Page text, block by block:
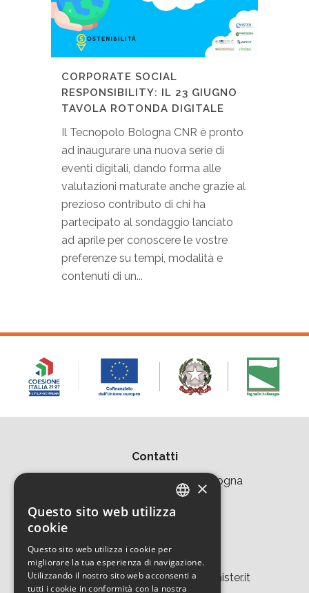
CORPORATE SOCIAL
RESPONSIBILITY: IL 23 GIUGNO
TAVOLA ROTONDA DIGITALE
Il Tecnopolo Bologna CNR è pronto
ad inaugurare una nuova serie di
eventi digitali, dando forma alle
valutazioni maturate anche grazie al
prezioso contributo di chi ha
partecipato al sondaggio lanciato
ad aprile per conoscere le vostre
preferenze su tempi, modalità e
contenuti di un...
Contatti
Area della Ricerca CNR di Bologna
Via Piero Gobetti 101
Tel. +39 051 639 8457
tecnopolo.bo.cnr@laboratoriomister.it
×
Questo sito web utilizza
cookie
Questo sito web utilizza i cookie per
migliorare la tua esperienza di navigazione.
Utilizzando il nostro sito web acconsenti a
tutti i cookie in conformità con la nostra